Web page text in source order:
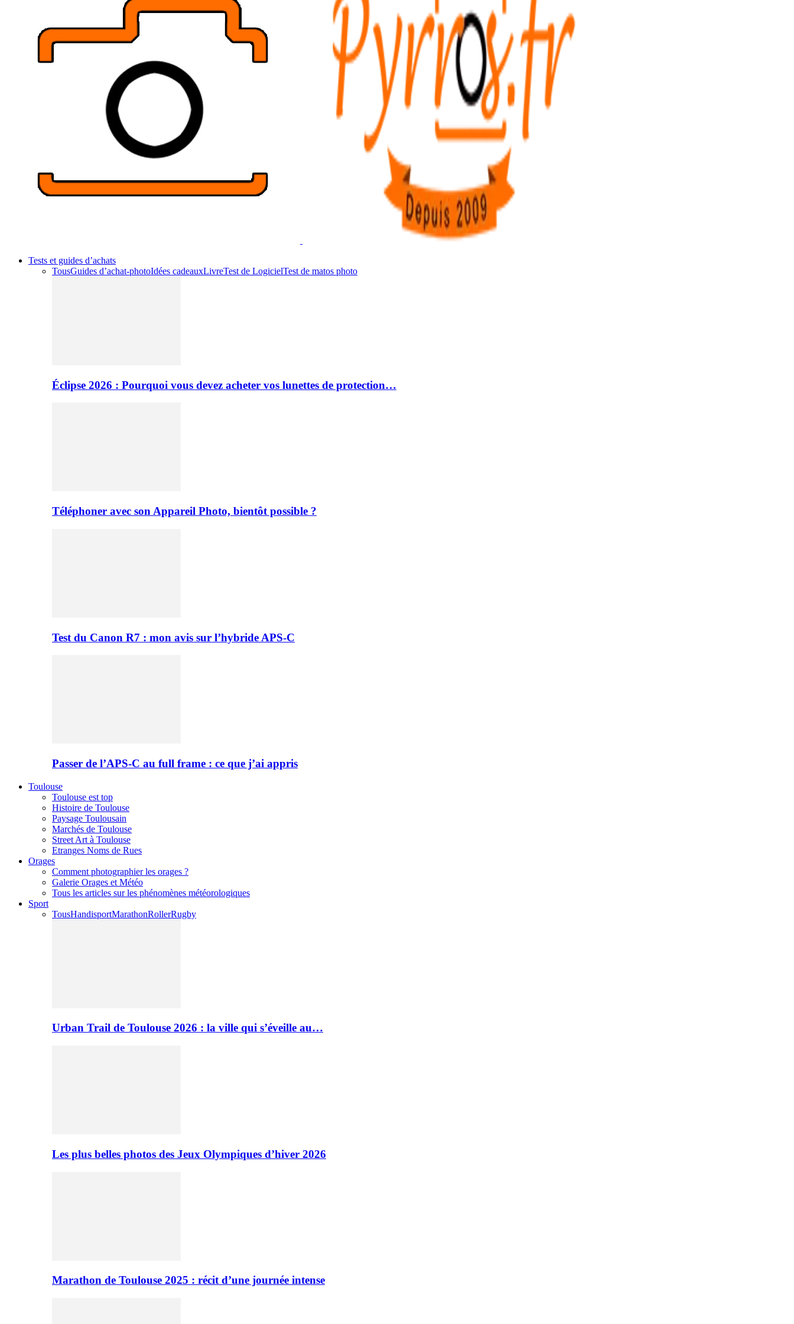
Tests et guides d’achats
TousGuides d’achat-photoIdées cadeauxLivreTest de LogicielTest de matos photo
Éclipse 2026 : Pourquoi vous devez acheter vos lunettes de protection…
Téléphoner avec son Appareil Photo, bientôt possible ?
Test du Canon R7 : mon avis sur l’hybride APS-C
Passer de l’APS-C au full frame : ce que j’ai appris
Toulouse
Toulouse est top
Histoire de Toulouse
Paysage Toulousain
Marchés de Toulouse
Street Art à Toulouse
Etranges Noms de Rues
Orages
Comment photographier les orages ?
Galerie Orages et Météo
Tous les articles sur les phénomènes météorologiques
Sport
TousHandisportMarathonRollerRugby
Urban Trail de Toulouse 2026 : la ville qui s’éveille au…
Les plus belles photos des Jeux Olympiques d’hiver 2026
Marathon de Toulouse 2025 : récit d’une journée intense